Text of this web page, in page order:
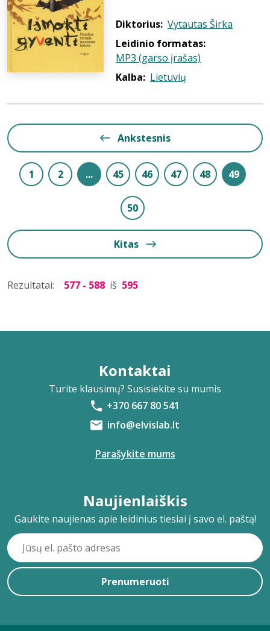
Diktorius: Vytautas Širka
Leidinio formatas:
MP3 (garso įrašas)
Kalba: Lietuvių
Ankstesnis
1 2 ... 45 46 47 48 49
50
Kitas
Rezultatai: 577 - 588 iš 595
Kontaktai
Turite klausimų? Susisiekite su mumis
+370 667 80 541
info@elvislab.lt
Parašykite mums
Naujienlaiškis
Gaukite naujienas apie leidinius tiesiai į savo el. paštą!
Prenumeruoti